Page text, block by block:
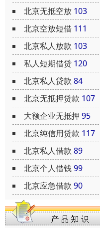
北京无抵空放 103
北京空放短借 111
北京私人放款 103
私人短期借贷 120
北京私人贷款 84
北京无抵押贷款 107
大额企业无抵押 95
北京纯信用贷款 117
北京私人借款 89
北京个人借钱99
北京应急借款 90